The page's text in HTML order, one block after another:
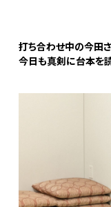
打ち合わせ中の今田さ
今日も真剣に台本を